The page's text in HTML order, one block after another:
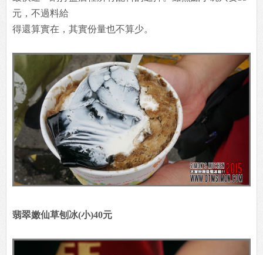
元，不過料給
得還算實在，其實份量也不算少。
翡翠嫩仙草刨冰(小)40元